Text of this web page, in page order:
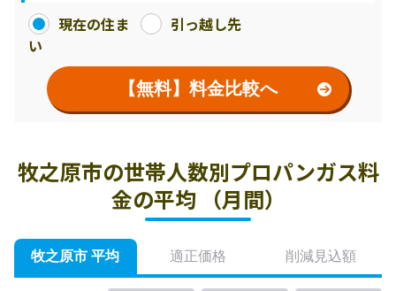
現在の住ま
い
引っ越し先
【無料】料金比較へ
牧之原市の世帯人数別プロパンガス料
金の平均 （月間）
牧之原市 平均 適正価格 削減見込額